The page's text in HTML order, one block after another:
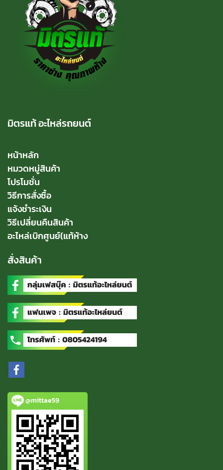
มิตรแท้ อะไหล่รถยนต์
หน้าหลัก
หมวดหมู่สินค้า
โปรโมชั่น
วิธีการสั่งซื้อ
แจ้งชำระเงิน
วิธีเปลี่ยนคืนสินค้า
อะไหล่เบิกศูนย์(แท้ห้าง
สั่งสินค้า
@mittae59